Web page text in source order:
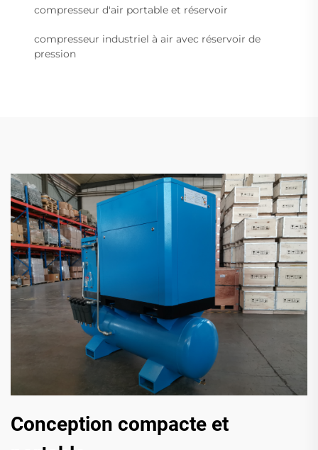
compresseur d'air portable et réservoir
compresseur industriel à air avec réservoir de
pression
Conception compacte et